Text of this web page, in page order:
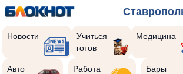
Новости
Учиться
готов
Медицина
Авто Работа
Бары